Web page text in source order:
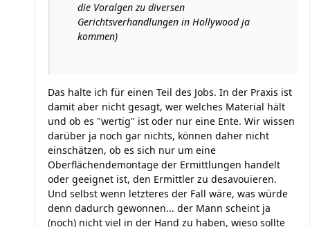
die Voralgen zu diversen
Gerichtsverhandlungen in Hollywood ja
kommen)
Das halte ich für einen Teil des Jobs. In der Praxis ist
damit aber nicht gesagt, wer welches Material hält
und ob es "wertig" ist oder nur eine Ente. Wir wissen
darüber ja noch gar nichts, können daher nicht
einschätzen, ob es sich nur um eine
Oberflächendemontage der Ermittlungen handelt
oder geeignet ist, den Ermittler zu desavouieren.
Und selbst wenn letzteres der Fall wäre, was würde
denn dadurch gewonnen... der Mann scheint ja
(noch) nicht viel in der Hand zu haben, wieso sollte